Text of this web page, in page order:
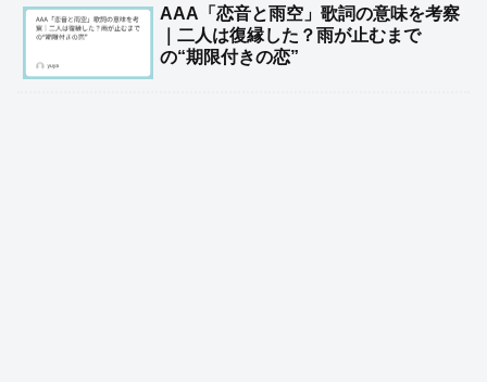
AAA「恋音と雨空」歌詞の意味を考察
｜二人は復縁した？雨が止むまで
の“期限付きの恋”